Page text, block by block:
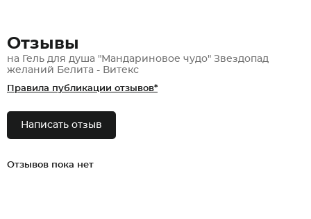
Отзывы
на Гель для душа "Мандариновое чудо" Звездопад
желаний Белита - Витекс
Правила публикации отзывов*
Написать отзыв
Отзывов пока нет